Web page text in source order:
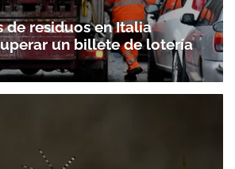
de residuos en Italia
un billete de lotería